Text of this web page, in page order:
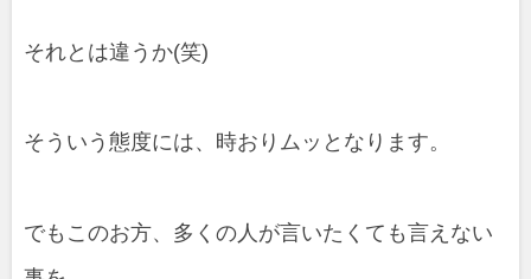
それとは違うか(笑)
そういう態度には、時おりムッとなります。
でもこのお方、多くの人が言いたくても言えない